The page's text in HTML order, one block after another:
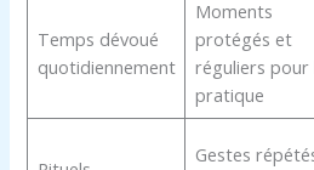
Temps dévoué
quotidiennement
Moments
protégés et
réguliers pour
pratique
Gestes